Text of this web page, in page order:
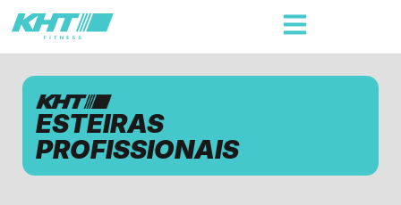
ESTEIRAS
PROFISSIONAIS